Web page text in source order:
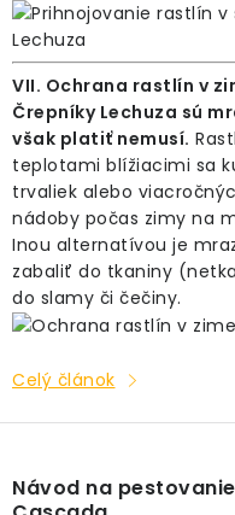
VII. Ochrana rastlín v
Črepníky Lechuza sú
však platiť nemusí.
teplotami blížiacimi sa
trvaliek alebo
nádoby počas zimy na
Inou alternatívou je
zabaliť do tkaniny
do slamy či čečiny.
Celý článok
Návod na